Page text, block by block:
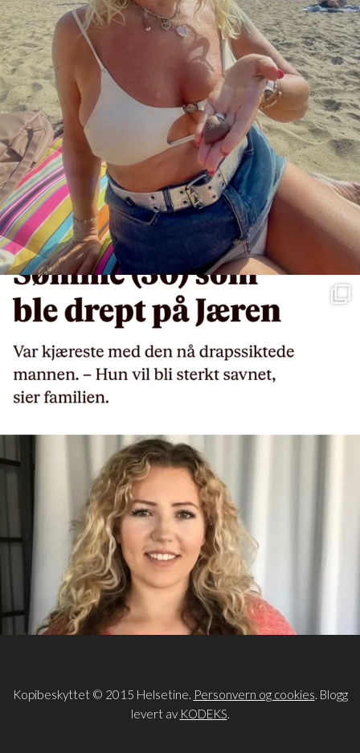
Kopibeskyttet © 2015 Helsetine. Personvern og cookies. Blogg
levert av KODEKS.